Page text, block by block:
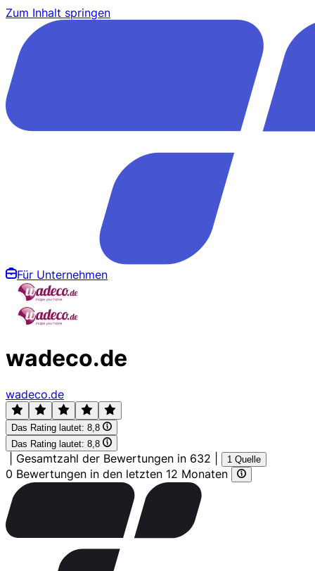
Zum Inhalt springen
Für Unternehmen
wadeco.de
wadeco.de
Das Rating lautet: 8,8
Das Rating lautet: 8,8
Gesamtzahl der Bewertungen in 632 1 Quelle
0 Bewertungen in den letzten 12 Monaten